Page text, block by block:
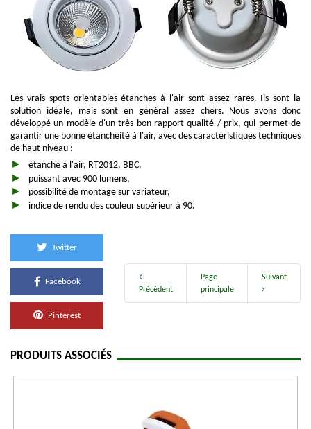
Les vrais spots orientables étanches à l'air sont assez rares. Ils sont la
solution idéale, mais sont en général assez chers. Nous avons donc
développé un modèle d'un très bon rapport qualité / prix, qui permet de
garantir une bonne étanchéité à l'air, avec des caractéristiques techniques
de haut niveau :
étanche à l'air, RT2012, BBC,
puissant avec 900 lumens,
possibilité de montage sur variateur,
indice de rendu des couleur supérieur à 90.
Twitter
Facebook
Pinterest
Précédent
Page
principale
Suivant
PRODUITS ASSOCIÉS